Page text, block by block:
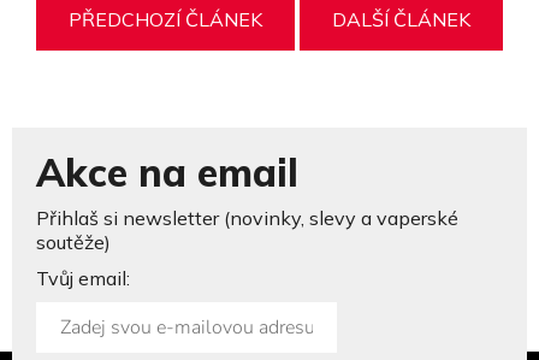
PŘEDCHOZÍ ČLÁNEK DALŠÍ ČLÁNEK
Akce na email
Přihlaš si newsletter (novinky, slevy a vaperské
soutěže)
Tvůj email: